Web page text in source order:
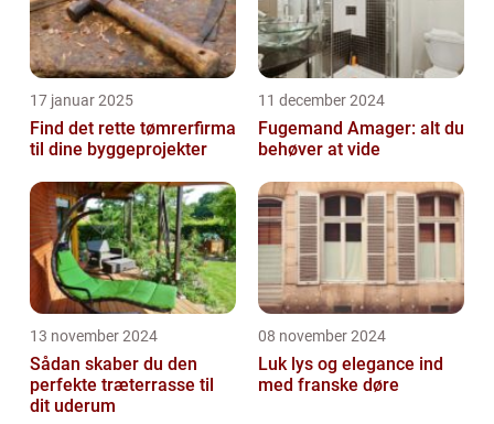
17 januar 2025
Find det rette tømrerfirma
til dine byggeprojekter
11 december 2024
Fugemand Amager: alt du
behøver at vide
13 november 2024
Sådan skaber du den
perfekte træterrasse til
dit uderum
08 november 2024
Luk lys og elegance ind
med franske døre